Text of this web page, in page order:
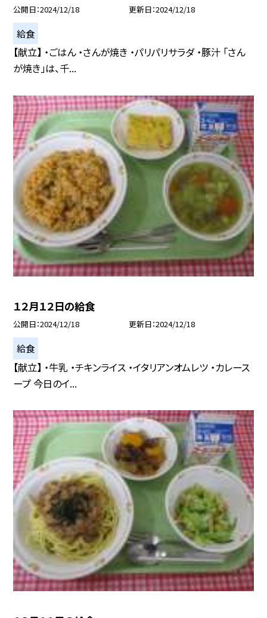
公開日 2024/12/18 更新日 2024/12/18
給食
【献立】 ・ごはん ・さんが焼き ・パリパリサラダ ・豚汁 「さん
が焼き」は、千...
１２月１２日の給食
公開日 2024/12/18 更新日 2024/12/18
給食
【献立】 ・牛乳 ・チキンライス ・イタリアンオムレツ ・カレース
ープ 今日のイ...